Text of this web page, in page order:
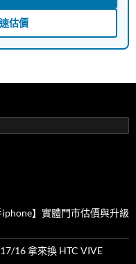
估價
】實體門市估價與升級
16 拿來換 HTC VIVE